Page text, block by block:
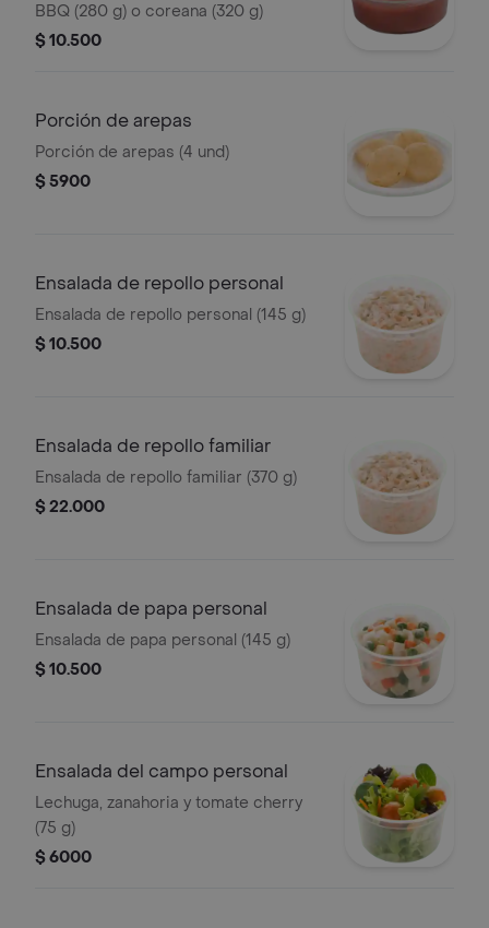
BBQ (280 g) o coreana (320 g)
$ 10.500
Porción de arepas
Porción de arepas (4 und)
$ 5900
Ensalada de repollo personal
Ensalada de repollo personal (145 g)
$ 10.500
Ensalada de repollo familiar
Ensalada de repollo familiar (370 g)
$ 22.000
Ensalada de papa personal
Ensalada de papa personal (145 g)
$ 10.500
Ensalada del campo personal
Lechuga, zanahoria y tomate cherry
(75 g)
$ 6000